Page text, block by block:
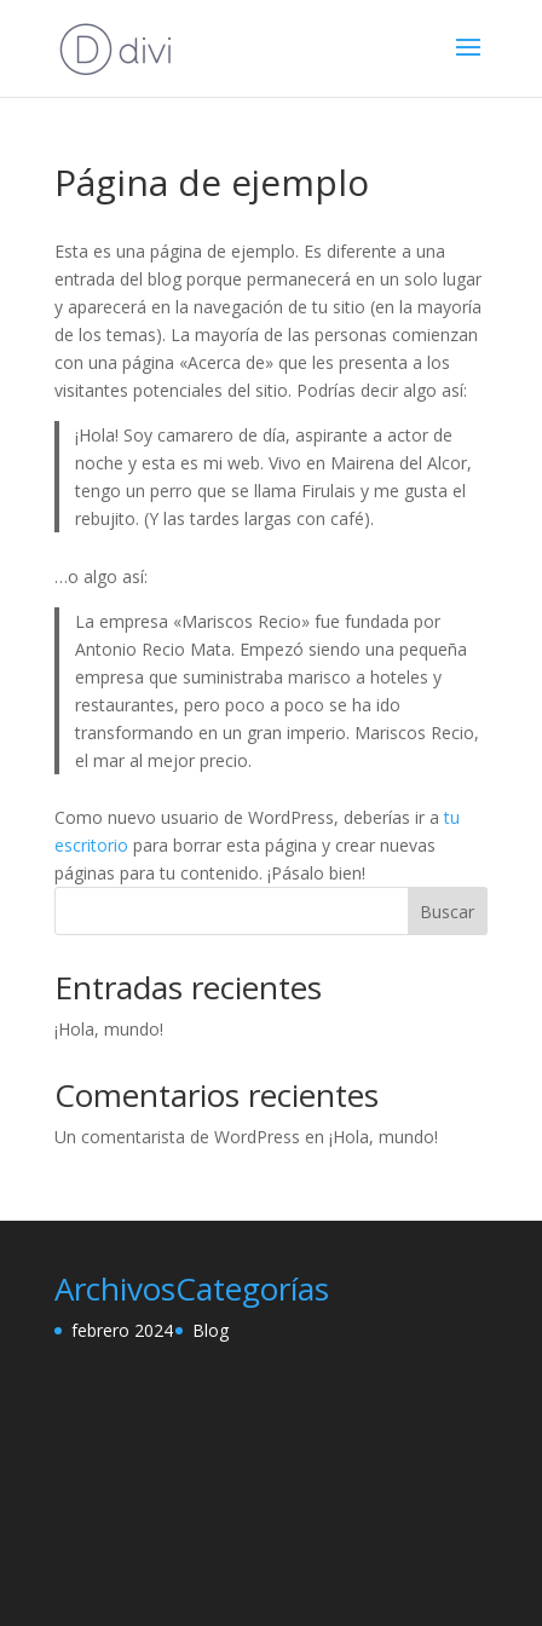
Página de ejemplo
Esta es una página de ejemplo. Es diferente a una
entrada del blog porque permanecerá en un solo lugar
y aparecerá en la navegación de tu sitio (en la mayoría
de los temas). La mayoría de las personas comienzan
con una página «Acerca de» que les presenta a los
visitantes potenciales del sitio. Podrías decir algo así:
¡Hola! Soy camarero de día, aspirante a actor de
noche y esta es mi web. Vivo en Mairena del Alcor,
tengo un perro que se llama Firulais y me gusta el
rebujito. (Y las tardes largas con café).
…o algo así:
La empresa «Mariscos Recio» fue fundada por
Antonio Recio Mata. Empezó siendo una pequeña
empresa que suministraba marisco a hoteles y
restaurantes, pero poco a poco se ha ido
transformando en un gran imperio. Mariscos Recio,
el mar al mejor precio.
Como nuevo usuario de WordPress, deberías ir atu
escritorio para borrar esta página y crear nuevas
páginas para tu contenido. ¡Pásalo bien!
Buscar
Entradas recientes
¡Hola, mundo!
Comentarios recientes
Un comentarista de WordPress en ¡Hola, mundo!
Archivos
febrero 2024
Categorías
Blog